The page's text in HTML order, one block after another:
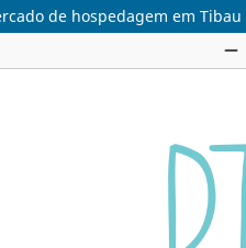
de hospedagem em Tibau